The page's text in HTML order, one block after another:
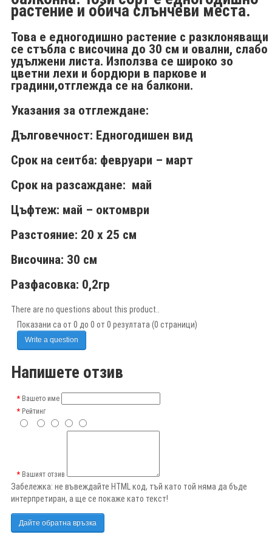
растение и обича слънчеви места.
Това е едногодишно растение с разклоняващи
се стъбла с височина до 30 см и овални, слабо
удължени листа. Използва се широко зо
цветни лехи и бордюри в паркове и
градини,отглежда се на балкони.
Указания за отглеждане:
Дълговечност: Едногодишен вид
Срок на сеитба: февруари – март
Срок на разсаждане: май
Цъфтеж: май – октомври
Разстояние: 20 х 25 см
Височина: 30 см
Разфасовка: 0,2гр
There are no questions about this product..
Показани са от 0 до 0 от 0 резултата (0 страници)
Write a question
Напишете отзив
Вашето име
Рейтинг
Вашият отзив
Забележка: не въвеждайте HTML код, тъй като той няма да бъде
интерпретиран, а ще се покаже като текст!
Дайте обратна връзка